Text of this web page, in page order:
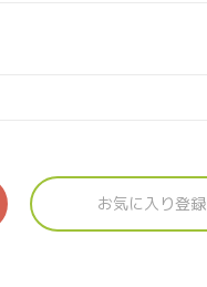
お気に入り登録